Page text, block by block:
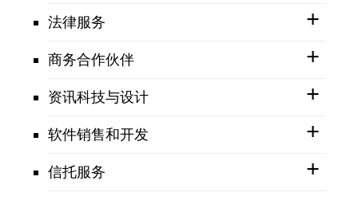
法律服务
商务合作伙伴
资讯科技与设计
软件销售和开发
信托服务